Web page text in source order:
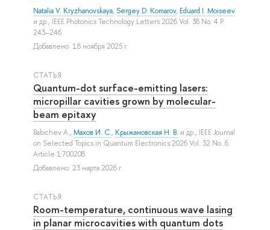
Natalia V. Kryzhanovskaya, Sergey D. Komarov, Eduard I. Moiseev
и др., IEEE Photonics Technology Letters 2026 Vol. 38 No. 4 P.
243–246
Добавлено: 18 ноября 2025 г.
СТАТЬЯ
Quantum-dot surface-emitting lasers:
micropillar cavities grown by molecular-
beam epitaxy
Babichev A., Махов И. С., Крыжановская Н. В. и др., IEEE Journal
on Selected Topics in Quantum Electronics 2026 Vol. 32 No. 6
Article 1700208
Добавлено: 23 марта 2026 г.
СТАТЬЯ
Room-temperature, continuous wave lasing
in planar microcavities with quantum dots